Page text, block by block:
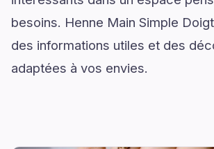
besoins. Henne Main Simple
des informations utiles et des
adaptées à vos envies.